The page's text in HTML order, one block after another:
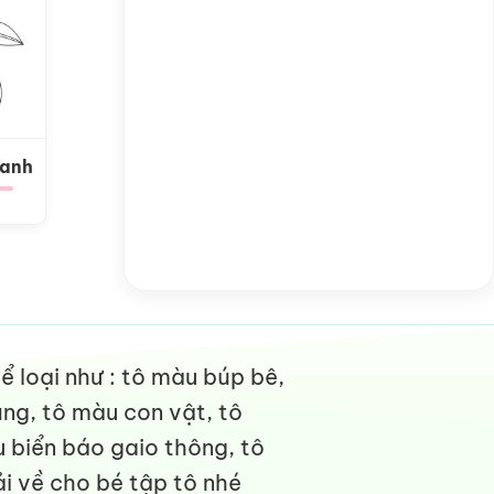
loại như : tô màu búp bê,
tô màu con vật, tô
biển báo gaio thông, tô
về cho bé tập tô nhé